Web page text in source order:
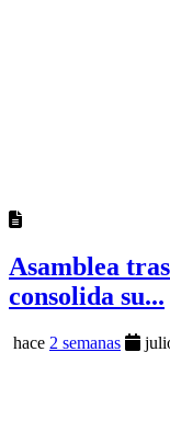
Asamblea
consolida su...
hace 2 semanas